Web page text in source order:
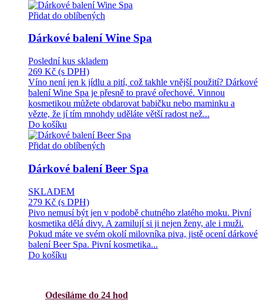
Přidat do oblíbených
Dárkové balení Wine Spa
Poslední kus skladem
269 Kč (s DPH)
Víno není jen k jídlu a pití, což takhle vnější použití? Dárkové
balení Wine Spa je přesně to pravé ořechové. Vinnou
kosmetikou můžete obdarovat babičku nebo maminku a
vězte, že jí tím mnohdy uděláte větší radost než...
Do košíku
Přidat do oblíbených
Dárkové balení Beer Spa
SKLADEM
279 Kč (s DPH)
Pivo nemusí být jen v podobě chutného zlatého moku. Pivní
kosmetika dělá divy. A zamilují si ji nejen ženy, ale i muži.
Pokud máte ve svém okolí milovníka piva, jistě ocení dárkové
balení Beer Spa. Pivní kosmetika...
Do košíku
Odesíláme do 24 hod